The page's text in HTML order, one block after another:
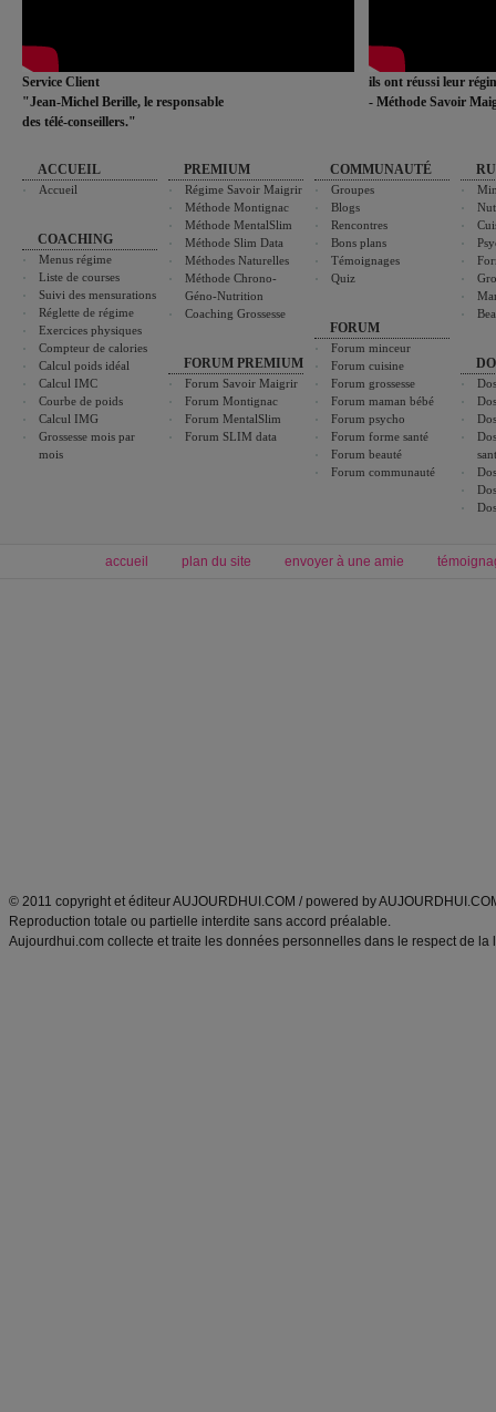
Service Client
"Jean-Michel Berille, le responsable
des télé-conseillers."
ils ont réussi leur
- Méthode Savoir
ACCUEIL
Accueil
COACHING
Menus régime
Liste de courses
Suivi des mensurations
Réglette de régime
Exercices physiques
Compteur de calories
Calcul poids idéal
Calcul IMC
Courbe de poids
Calcul IMG
Grossesse mois par
mois
PREMIUM
Régime Savoir Maigrir
Méthode Montignac
Méthode MentalSlim
Méthode Slim Data
Méthodes Naturelles
Méthode Chrono-
Géno-Nutrition
Coaching Grossesse
FORUM PREMIUM
Forum Savoir Maigrir
Forum Montignac
Forum MentalSlim
Forum SLIM data
COMMUNAUTÉ
Groupes
Blogs
Rencontres
Bons plans
Témoignages
Quiz
FORUM
Forum minceur
Forum cuisine
Forum grossesse
Forum maman bébé
Forum psycho
Forum forme santé
Forum beauté
Forum communauté
accueil plan du site envoyer à une amie
© 2011 copyright et éditeur AUJOURDHUI.COM / powered by
Reproduction totale ou partielle interdite sans accord préalable.
Aujourdhui.com collecte et traite les données personnelles dans le respect de